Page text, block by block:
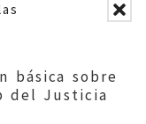
básica sobre
del Justicia